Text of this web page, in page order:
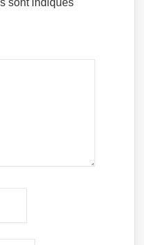
sont indiqués